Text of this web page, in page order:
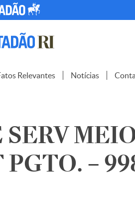
Relevantes Notícias
PGTO. –